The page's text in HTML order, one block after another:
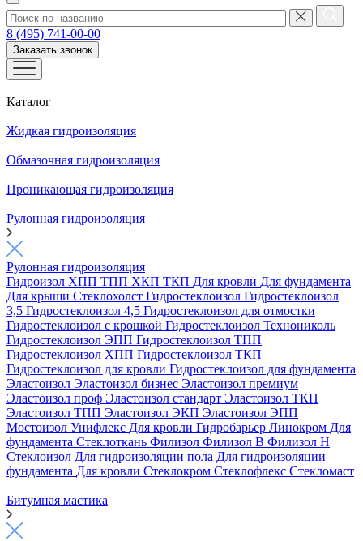
8 (495) 741-00-00
Заказать звонок
Каталог
Жидкая гидроизоляция
Обмазочная гидроизоляция
Проникающая гидроизоляция
Рулонная гидроизоляция
Рулонная гидроизоляция
Гидроизол ХПП ТПП ХКП ТКП Для кровли Для фундамента
Для крыши Стеклохолст Гидростеклоизол Гидростеклоизол
3,5 Гидростеклоизол 4,5 Гидростеклоизол для отмостки
Гидростеклоизол с крошкой Гидростеклоизол Технониколь
Гидростеклоизол ЭПП Гидростеклоизол ТПП
Гидростеклоизол ХПП Гидростеклоизол ТКП
Гидростеклоизол для кровли Гидростеклоизол для фундамента
Эластоизол Эластоизол бизнес Эластоизол премиум
Эластоизол проф Эластоизол стандарт Эластоизол ТКП
Эластоизол ТПП Эластоизол ЭКП Эластоизол ЭПП
Мостоизол Унифлекс Для кровли Гидробарьер Линокром Для
фундамента Стеклоткань Филизол Филизол В Филизол Н
Стеклоизол Для гидроизоляции пола Для гидроизоляции
фундамента Для кровли Стеклокром Стеклофлекс Стекломаст
Битумная мастика